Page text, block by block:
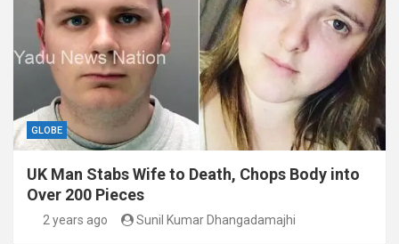
GLOBE
UK Man Stabs Wife to Death, Chops Body into
Over 200 Pieces
2 years ago Sunil Kumar Dhangadamajhi